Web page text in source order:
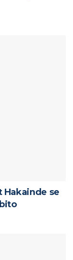
Hakainde se